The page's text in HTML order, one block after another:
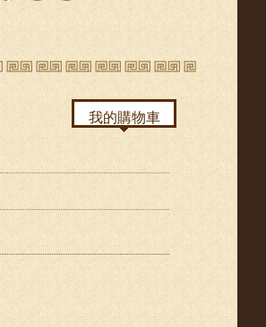
我的購物車